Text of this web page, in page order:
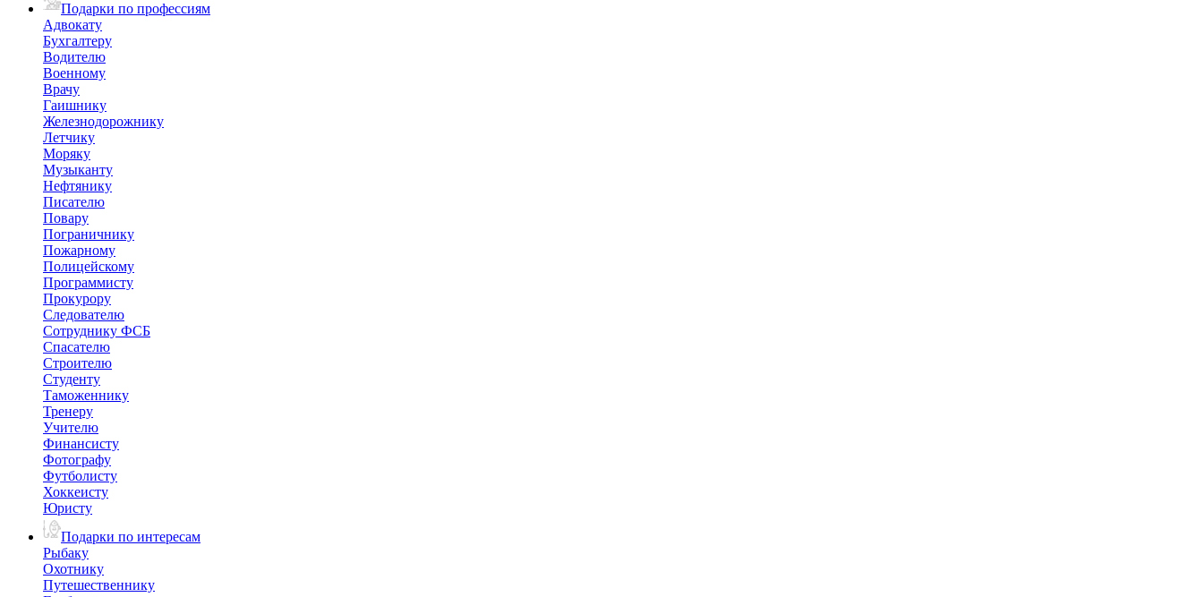
Подарки по профессиям
Адвокату
Бухгалтеру
Водителю
Военному
Врачу
Гаишнику
Железнодорожнику
Летчику
Моряку
Музыканту
Нефтянику
Писателю
Повару
Пограничнику
Пожарному
Полицейскому
Программисту
Прокурору
Следователю
Сотруднику ФСБ
Спасателю
Строителю
Студенту
Таможеннику
Тренеру
Учителю
Финансисту
Фотографу
Футболисту
Хоккеисту
Юристу
Подарки по интересам
Рыбаку
Охотнику
Путешественнику